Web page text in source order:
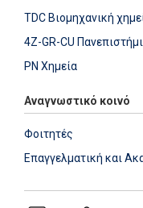
TDC Βιομηχανική
4Z-GR-CU
PN Χημεία
Αναγνωστικό κοινό
Φοιτητές
Επαγγελματική και